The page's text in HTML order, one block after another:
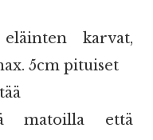
karvat,
5cm pituiset
matoilla että